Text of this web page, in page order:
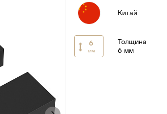
Китай
6
мм
Толщина
6 мм